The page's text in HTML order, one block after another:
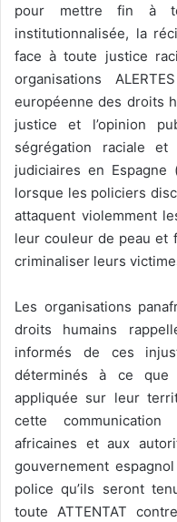
pour mettre fin à
institutionnalisée, la
face à toute justice
organisations
européenne des droits
justice et l’opinion
ségrégation raciale
judiciaires en Espagne
lorsque les policiers
attaquent violemment
leur couleur de peau et
criminaliser leurs
Les organisations
droits humains
informés de ces
déterminés à ce que
appliquée sur leur
cette
africaines et aux
gouvernement
police qu’ils seront
toute ATTENTAT